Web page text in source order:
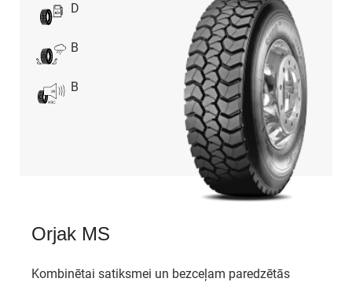
D
B
B
Orjak MS
Kombinētai satiksmei un bezceļam paredzētās